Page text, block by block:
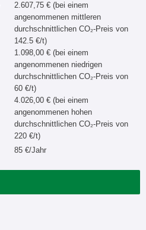
2.607,75 € (bei einem
angenommenen mittleren
durchschnittlichen CO₂-Preis von
142.5 €/t)
1.098,00 € (bei einem
angenommenen niedrigen
durchschnittlichen CO₂-Preis von
60 €/t)
4.026,00 € (bei einem
angenommenen hohen
durchschnittlichen CO₂-Preis von
220 €/t)
85 €/Jahr